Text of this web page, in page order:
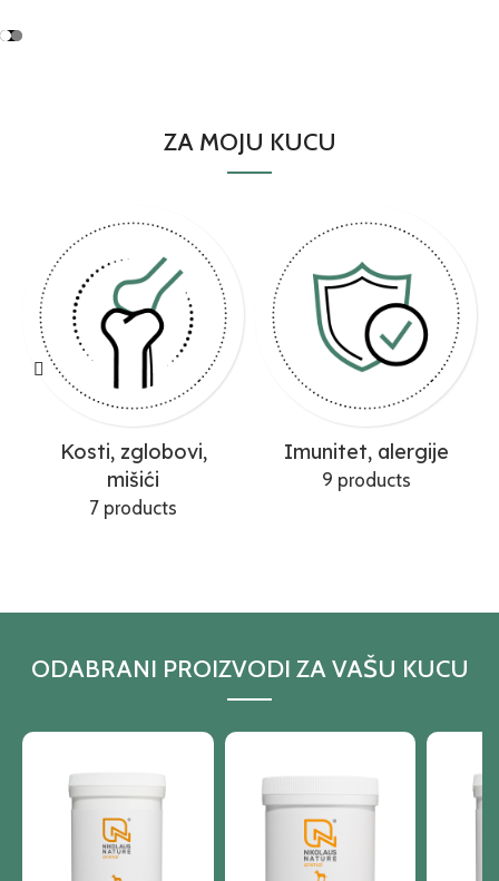
ZA MOJU KUCU
Kosti, zglobovi,
mišići
7 products
Imunitet, alergije
9 products
ODABRANI PROIZVODI ZA VAŠU KUCU